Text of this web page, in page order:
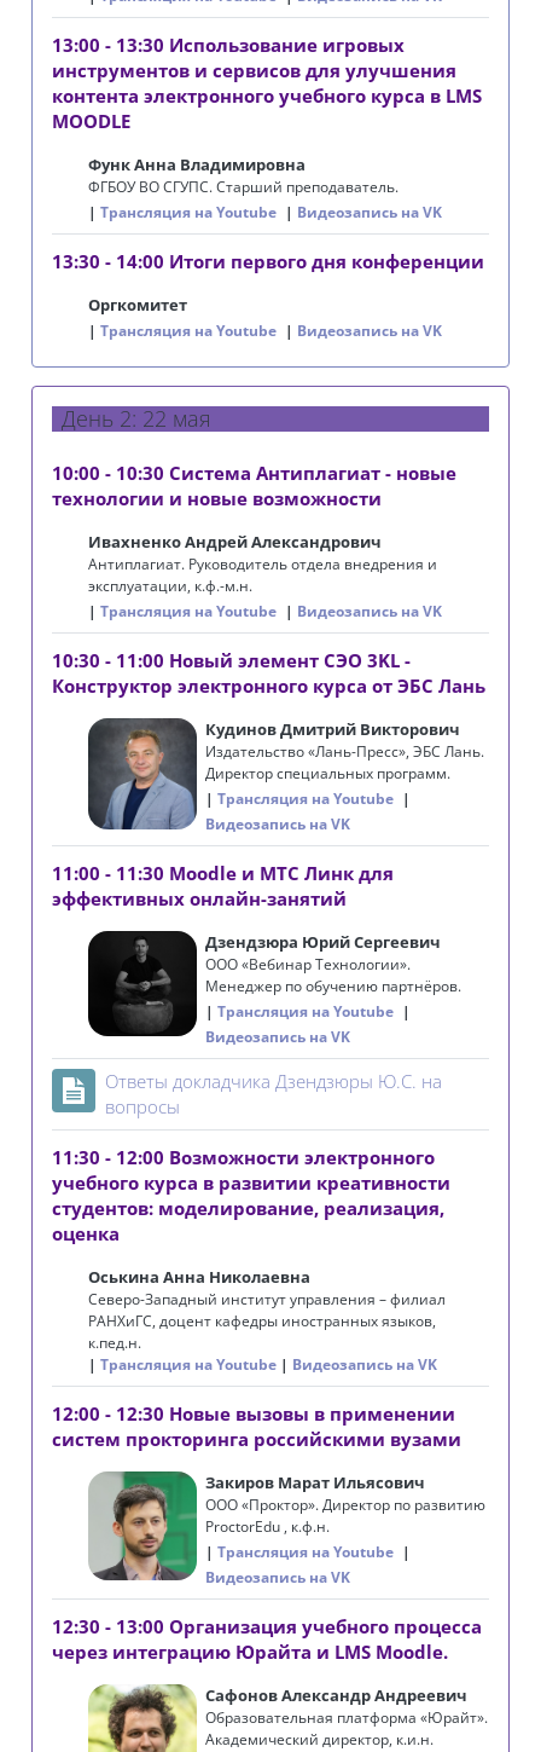
13:00 - 13:30 Использование игровых
инструментов и сервисов для улучшения
контента электронного учебного курса в LMS
MOODLE
Функ Анна Владимировна
ФГБОУ ВО СГУПС. Старший преподаватель.
Трансляция на Youtube
Видеозапись на VK
13:30 - 14:00 Итоги первого дня конференции
Оргкомитет
Трансляция на Youtube Видеозапись на VK
День 2: 22 мая
10:00 - 10:30 Система Антиплагиат - новые
технологии и новые возможности
Ивахненко Андрей Александрович
Антиплагиат. Руководитель отдела внедрения и
эксплуатации, к.ф.-м.н.
Трансляция на Youtube
Видеозапись на VK
10:30 - 11:00 Новый элемент СЭО 3KL -
Конструктор электронного курса от ЭБС Лань
Кудинов Дмитрий Викторович
Издательство «Лань-Пресс», ЭБС Лань.
Директор специальных программ.
Трансляция на Youtube
Видеозапись на VK
11:00 - 11:30 Moodle и МТС Линк для
эффективных онлайн-занятий
Дзендзюра Юрий Сергеевич
ООО «Вебинар Технологии».
Менеджер по обучению партнёров.
Трансляция на Youtube
Видеозапись на VK
Ответы докладчика Дзендзюры Ю.С. на
вопросы
11:30 - 12:00 Возможности электронного
учебного курса в развитии креативности
студентов: моделирование, реализация,
оценка
Оськина Анна Николаевна
Северо-Западный институт управления – филиал
РАНХиГС, доцент кафедры иностранных языков,
к.пед.н.
Трансляция на Youtube
Видеозапись на VK
12:00 - 12:30 Новые вызовы в применении
систем прокторинга российскими вузами
Закиров Марат Ильясович
ООО «Проктор». Директор по развитию
ProctorEdu , к.ф.н.
Трансляция на Youtube
Видеозапись на VK
12:30 - 13:00 Организация учебного процесса
через интеграцию Юрайта и LMS Moodle.
Сафонов Александр Андреевич
Образовательная платформа «Юрайт».
Академический директор, к.и.н.